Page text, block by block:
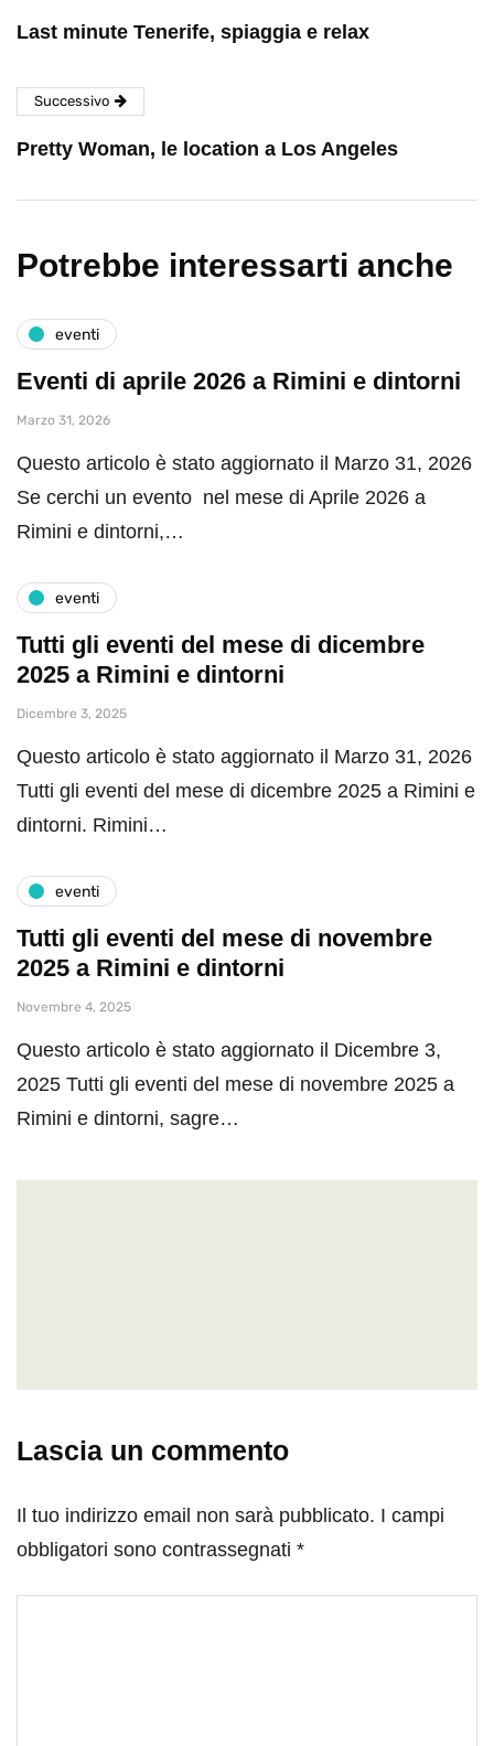
Last minute Tenerife, spiaggia e relax
Successivo
Pretty Woman, le location a Los Angeles
Potrebbe interessarti anche
eventi
Eventi di aprile 2026 a Rimini e dintorni
Marzo 31, 2026
Questo articolo è stato aggiornato il Marzo 31, 2026
Se cerchi un evento nel mese di Aprile 2026 a
Rimini e dintorni,…
eventi
Tutti gli eventi del mese di dicembre
2025 a Rimini e dintorni
Dicembre 3, 2025
Questo articolo è stato aggiornato il Marzo 31, 2026
Tutti gli eventi del mese di dicembre 2025 a Rimini e
dintorni. Rimini…
eventi
Tutti gli eventi del mese di novembre
2025 a Rimini e dintorni
Novembre 4, 2025
Questo articolo è stato aggiornato il Dicembre 3,
2025 Tutti gli eventi del mese di novembre 2025 a
Rimini e dintorni, sagre…
Lascia un commento
Il tuo indirizzo email non sarà pubblicato. I campi
obbligatori sono contrassegnati *